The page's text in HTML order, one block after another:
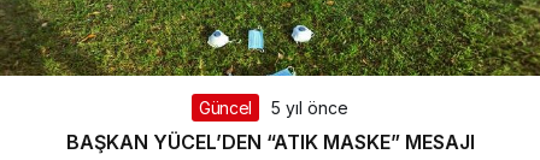
Güncel 5 yıl önce
BAŞKAN YÜCEL’DEN “ATIK MASKE” MESAJI